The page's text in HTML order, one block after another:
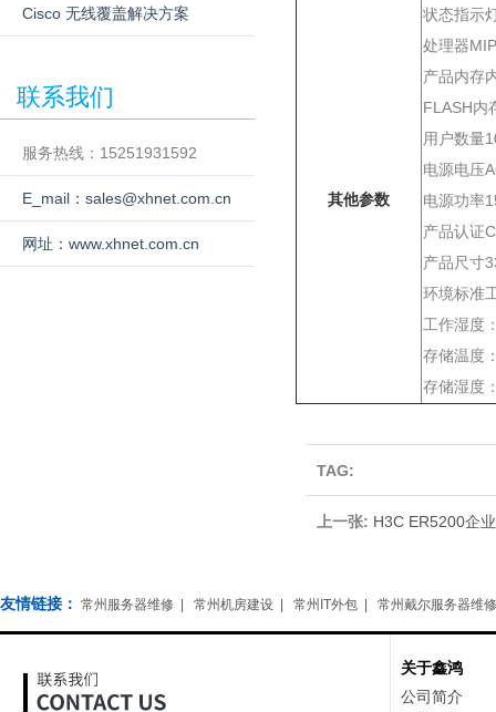
其他参数
状态指示
处理器
产品内存
FLASH内
用户数量
电源电压
电源功率
产品认证
产品尺寸
环境标准
工作湿度
存储温度
存储湿度
TAG:
上一张: H3C ER5200企
Cisco 无线覆盖解决方案
联系我们
服务热线：15251931592
E_mail：sales@xhnet.com.cn
网址：www.xhnet.com.cn
友情链接： 常州服务器维修 常州机房建设 常州IT外包 常州戴尔服务器维修
关于鑫鸿
公司简介